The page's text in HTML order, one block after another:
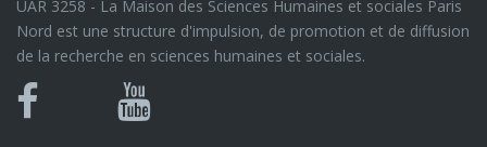
UAR 3258 - La Maison des Sciences Humaines et sociales Paris
Nord est une structure d'impulsion, de promotion et de diffusion
de la recherche en sciences humaines et sociales.
Bluesky
Canal